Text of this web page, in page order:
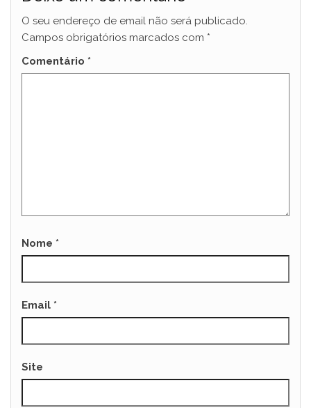
O seu endereço de email não será publicado.
Campos obrigatórios marcados com *
Comentário *
Nome *
Email *
Site